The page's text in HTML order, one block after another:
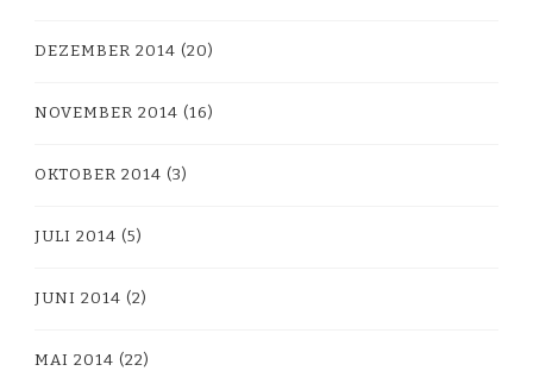
DEZEMBER 2014 (20)
NOVEMBER 2014 (16)
OKTOBER 2014 (3)
JULI 2014 (5)
JUNI 2014 (2)
MAI 2014 (22)